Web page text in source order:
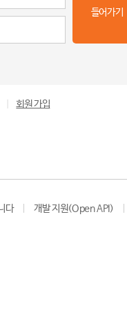
들어가기
회원 가입
다 개발 지원(Open API)